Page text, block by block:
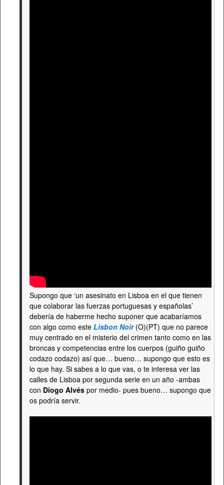
Supongo que ‘un asesinato en Lisboa en el que tienen
que colaborar las fuerzas portuguesas y españolas’
debería de haberme hecho suponer que acabaríamos
con algo como este Lisbon Noir(O)(PT) que no parece
muy centrado en el misterio del crimen tanto como en las
broncas y competencias entre los cuerpos (guiño guiño
codazo codazo) así que… bueno… supongo que esto es
lo que hay. Si sabes a lo que vas, o te interesa ver las
calles de Lisboa por segunda serie en un año -ambas
con Diogo Alvés por medio- pues bueno… supongo que
os podría servir.